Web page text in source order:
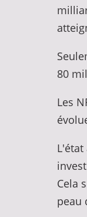
80
Les
Cela
peau